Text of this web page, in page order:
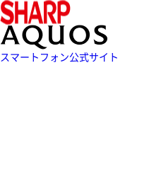
スマートフォン公式サイト